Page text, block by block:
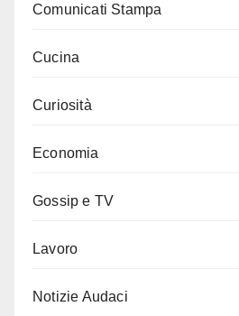
Comunicati Stampa
Cucina
Curiosità
Economia
Gossip e TV
Lavoro
Notizie Audaci